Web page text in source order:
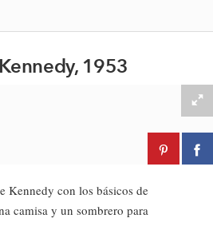
1953
Kennedy con los básicos de
camisa y un sombrero para